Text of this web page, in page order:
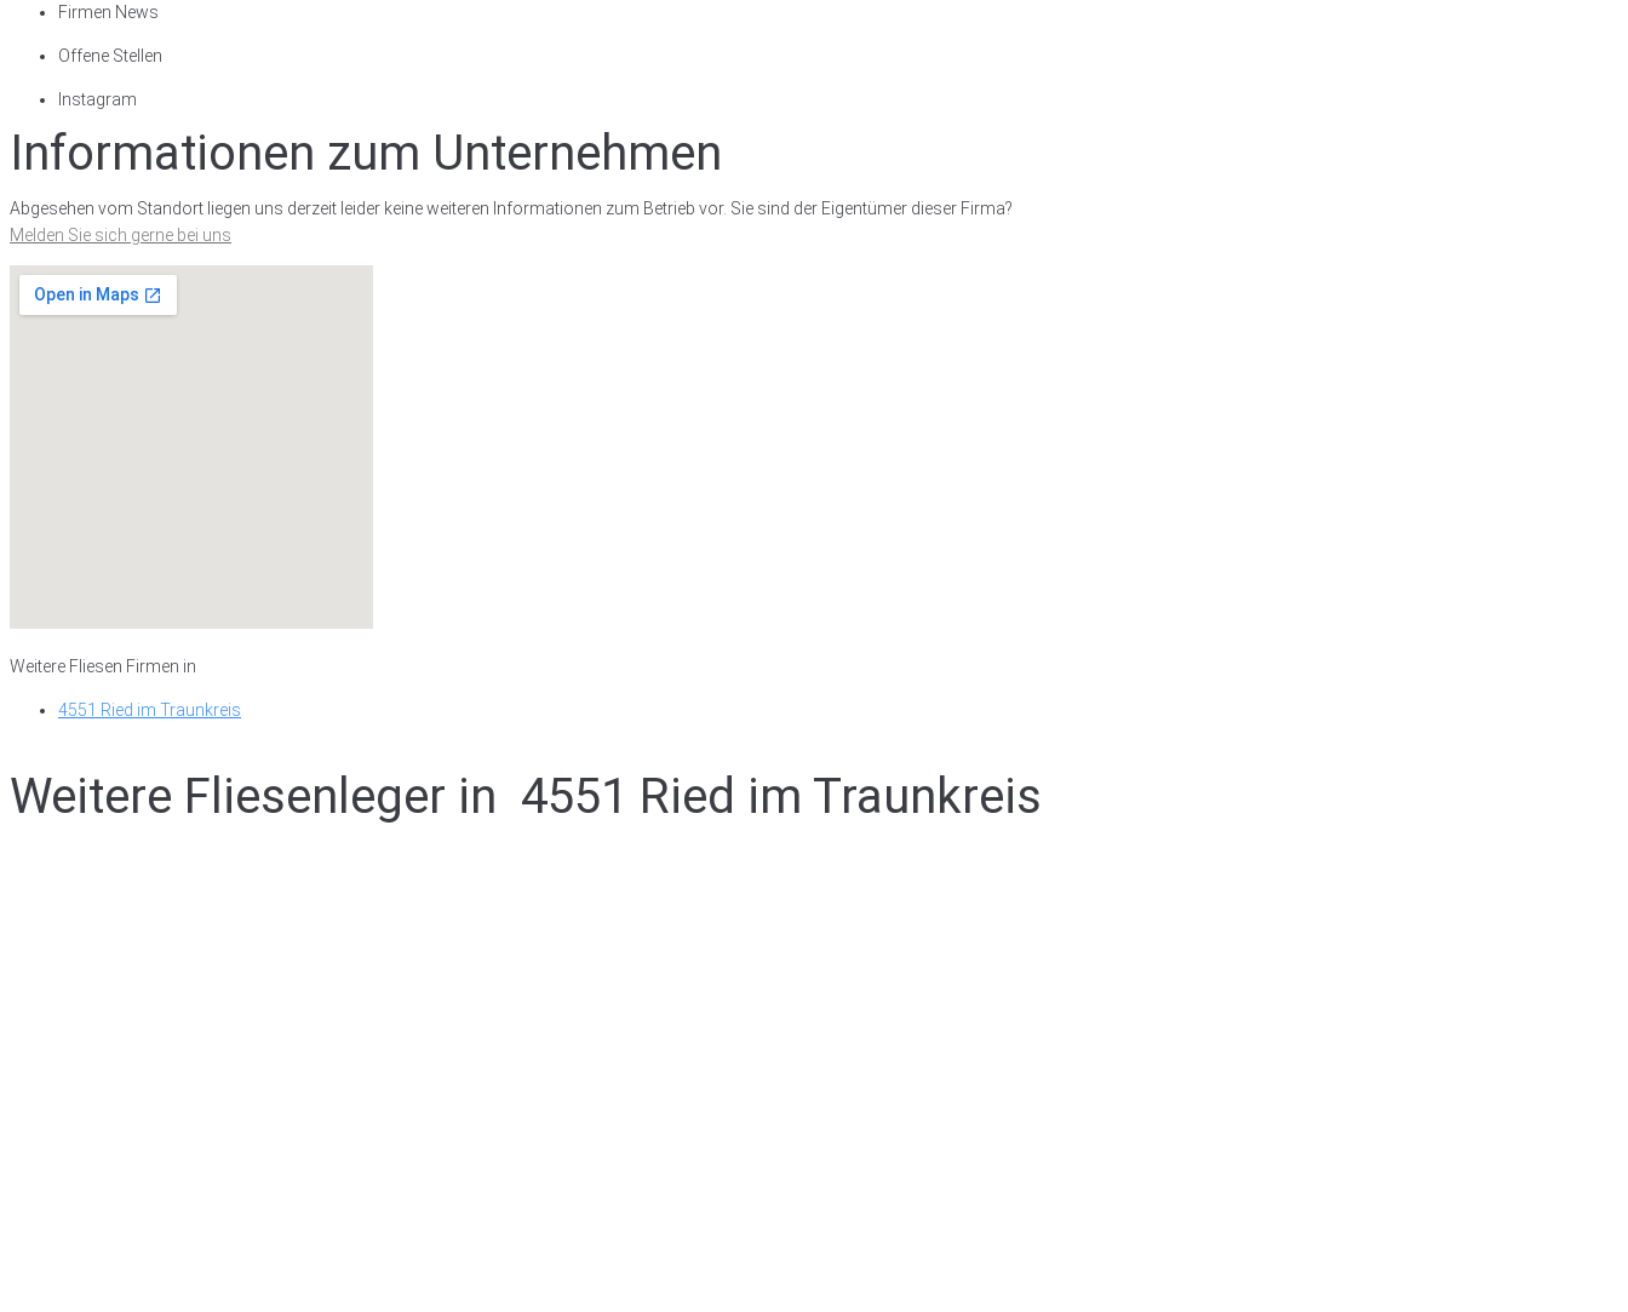
Firmen News
Offene Stellen
Instagram
Informationen zum Unternehmen
Abgesehen vom Standort liegen uns derzeit leider keine weiteren Informationen zum Betrieb vor. Sie sind der Eigentümer dieser Firma?
Melden Sie sich gerne bei uns
Weitere Fliesen Firmen in
4551 Ried im Traunkreis
Weitere Fliesenleger in 4551 Ried im Traunkreis